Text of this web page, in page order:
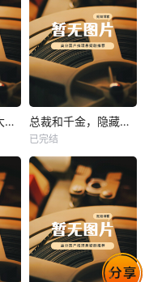
甜蜜婚宠：残疾大佬夜夜撩 热播
未知
总裁和千金，隐藏身份闪婚了
已完结